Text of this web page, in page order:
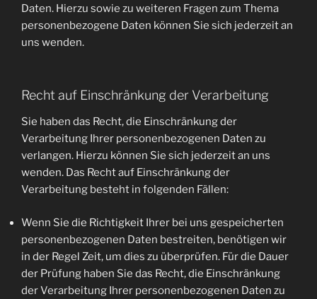
Daten. Hierzu sowie zu weiteren Fragen zum Thema
personenbezogene Daten können Sie sich jederzeit an
uns wenden.
Recht auf Einschränkung der Verarbeitung
Sie haben das Recht, die Einschränkung der
Verarbeitung Ihrer personenbezogenen Daten zu
verlangen. Hierzu können Sie sich jederzeit an uns
wenden. Das Recht auf Einschränkung der
Verarbeitung besteht in folgenden Fällen:
Wenn Sie die Richtigkeit Ihrer bei uns gespeicherten
personenbezogenen Daten bestreiten, benötigen wir
in der Regel Zeit, um dies zu überprüfen. Für die Dauer
der Prüfung haben Sie das Recht, die Einschränkung
der Verarbeitung Ihrer personenbezogenen Daten zu